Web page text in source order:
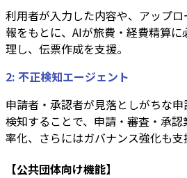
利用者が入力した内容や、アップ
報をもとに、AIが旅費・経費精算
理し、伝票作成を支援。
2: 不正検知エージェント
申請者・承認者が見落としがちな
検知することで、申請・審査・承
率化、さらにはガバナンス強化も支
【公共団体向け機能】